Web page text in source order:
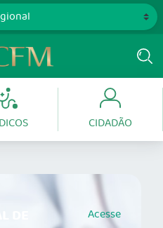
CIDADÃO
Acesse